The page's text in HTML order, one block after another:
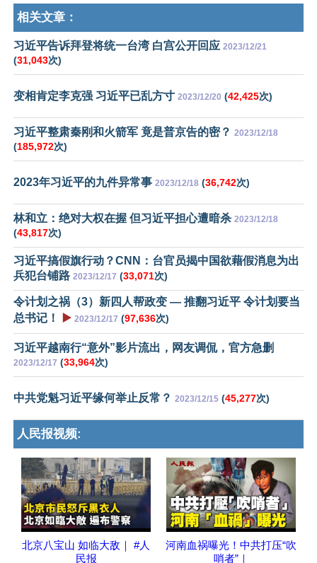
相关文章：
习近平告诉拜登将统一台湾 白宫公开回应 2023/12/21
(31,043次)
变相肯定李克强 习近平已乱方寸 2023/12/20 (42,425次)
习近平整肃秦刚和火箭军 竟是普京告的密？ 2023/12/18
(185,972次)
2023年习近平的九件异常事 2023/12/18 (36,742次)
林和立：绝对大权在握 但习近平担心遭暗杀 2023/12/18
(43,817次)
习近平搞假旗行动？CNN：台官员揭中国欲藉假消息为出
兵犯台铺路 2023/12/17 (33,071次)
令计划之祸（3）新四人帮政变 — 推翻习近平 令计划要当
总书记！
▶️ 2023/12/17 (97,636次)
习近平越南行“意外”影片流出，网友调侃，官方急删
2023/12/17 (33,964次)
中共党魁习近平缘何举止反常？ 2023/12/15 (45,277次)
人民报视频:
北京八宝山 如临大敌｜ #人
民报
河南血祸曝光！中共打压“吹
哨者”｜